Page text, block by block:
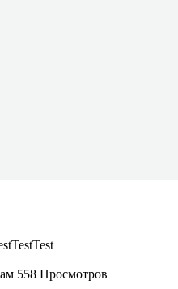
558 Просмотров